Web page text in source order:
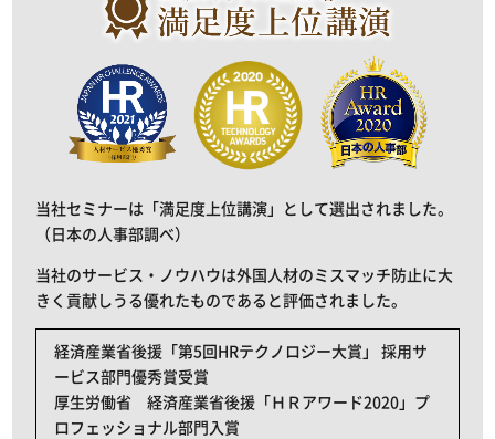
当社セミナーは「満足度上位講演」として選出されました。
（日本の人事部調べ）
当社のサービス・ノウハウは外国人材のミスマッチ防止に大
きく貢献しうる優れたものであると評価されました。
経済産業省後援「第5回HRテクノロジー大賞」 採用サ
ービス部門優秀賞受賞
厚生労働省 経済産業省後援「ＨＲアワード2020」プ
ロフェッショナル部門入賞